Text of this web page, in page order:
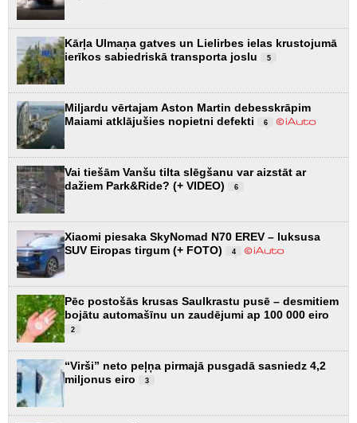
Kārļa Ulmaņa gatves un Lielirbes ielas krustojumā
ierīkos sabiedriskā transporta joslu
5
Miljardu vērtajam Aston Martin debesskrāpim
Maiami atklājušies nopietni defekti
6
Vai tiešām Vanšu tilta slēgšanu var aizstāt ar
dažiem Park&Ride? (+ VIDEO)
6
Xiaomi piesaka SkyNomad N70 EREV – luksusa
SUV Eiropas tirgum (+ FOTO)
4
Pēc postošās krusas Saulkrastu pusē – desmitiem
bojātu automašīnu un zaudējumi ap 100 000 eiro
2
“Virši” neto peļņa pirmajā pusgadā sasniedz 4,2
miljonus eiro
3